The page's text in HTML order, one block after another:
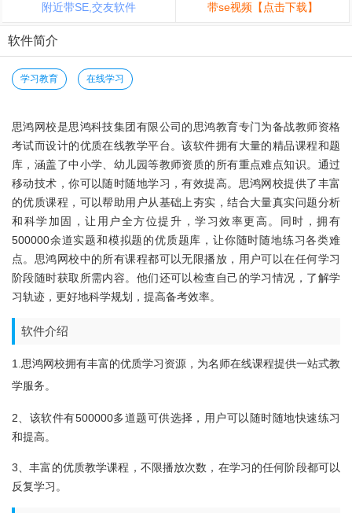
附近带SE,交友软件 带se视频【点击下载】
软件简介
学习教育 在线学习
思鸿网校是思鸿科技集团有限公司的思鸿教育专门为备战教师资格
考试而设计的优质在线教学平台。该软件拥有大量的精品课程和题
库，涵盖了中小学、幼儿园等教师资质的所有重点难点知识。通过
移动技术，你可以随时随地学习，有效提高。思鸿网校提供了丰富
的优质课程，可以帮助用户从基础上夯实，结合大量真实问题分析
和科学加固，让用户全方位提升，学习效率更高。同时，拥有
500000余道实题和模拟题的优质题库，让你随时随地练习各类难
点。思鸿网校中的所有课程都可以无限播放，用户可以在任何学习
阶段随时获取所需内容。他们还可以检查自己的学习情况，了解学
习轨迹，更好地科学规划，提高备考效率。
软件介绍
1.思鸿网校拥有丰富的优质学习资源，为名师在线课程提供一站式教
学服务。
2、该软件有500000多道题可供选择，用户可以随时随地快速练习
和提高。
3、丰富的优质教学课程，不限播放次数，在学习的任何阶段都可以
反复学习。